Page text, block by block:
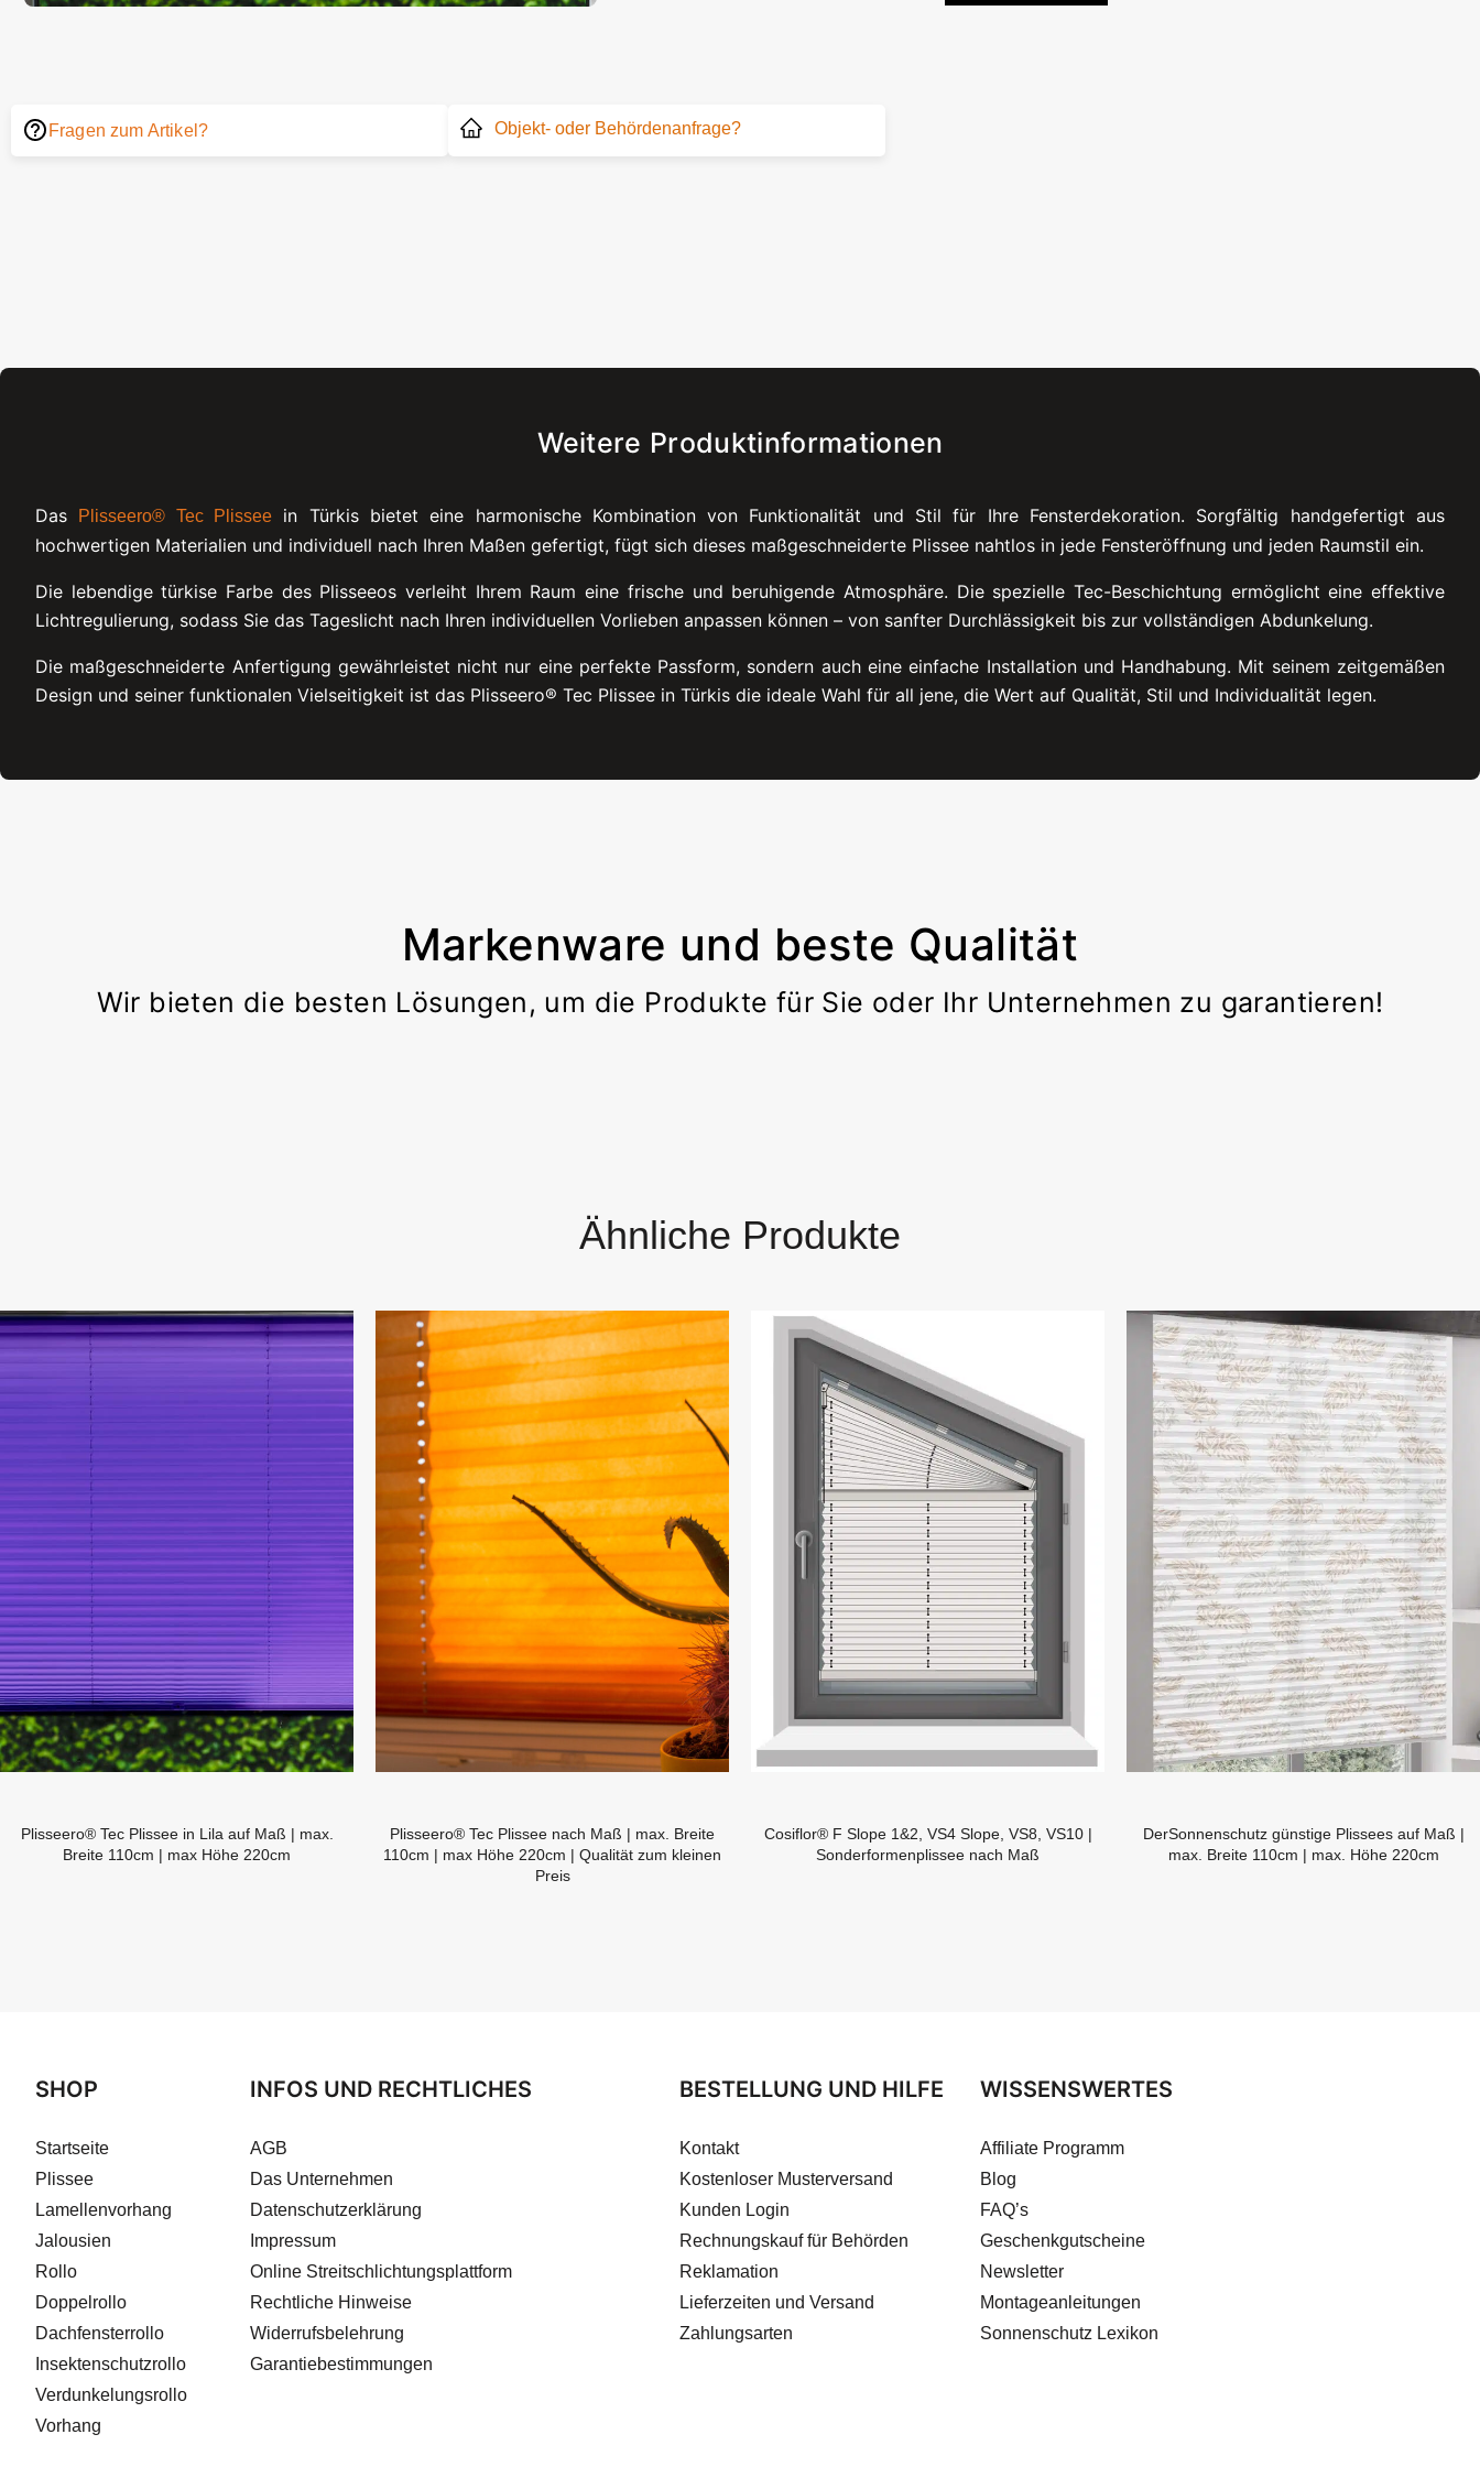
Fragen zum Artikel? Objekt- oder Behördenanfrage?
Weitere Produktinformationen
Das Plisseero® Tec Plisseein Türkis bietet eine harmonische Kombination von Funktionalität und Stil für Ihre Fensterdekoration. Sorgfältig handgefertigt aus
hochwertigen Materialien und individuell nach Ihren Maßen gefertigt, fügt sich dieses maßgeschneiderte Plissee nahtlos in jede Fensteröffnung und jeden Raumstil ein.
Die lebendige türkise Farbe des Plisseeos verleiht Ihrem Raum eine frische und beruhigende Atmosphäre. Die spezielle Tec-Beschichtung ermöglicht eine effektive
Lichtregulierung, sodass Sie das Tageslicht nach Ihren individuellen Vorlieben anpassen können – von sanfter Durchlässigkeit bis zur vollständigen Abdunkelung.
Die maßgeschneiderte Anfertigung gewährleistet nicht nur eine perfekte Passform, sondern auch eine einfache Installation und Handhabung. Mit seinem zeitgemäßen
Design und seiner funktionalen Vielseitigkeit ist das Plisseero® Tec Plissee in Türkis die ideale Wahl für all jene, die Wert auf Qualität, Stil und Individualität legen.
Markenware und beste Qualität
Wir bieten die besten Lösungen, um die Produkte für Sie oder Ihr Unternehmen zu garantieren!
Ähnliche Produkte
Plisseero® Tec Plissee in Lila auf Maß | max.
Breite 110cm | max Höhe 220cm
Plisseero® Tec Plissee nach Maß | max. Breite
110cm | max Höhe 220cm | Qualität zum kleinen
Preis
Cosiflor® F Slope 1&2, VS4 Slope, VS8, VS10 |
Sonderformenplissee nach Maß
DerSonnenschutz günstige Plissees auf Maß |
max. Breite 110cm | max. Höhe 220cm
SHOP
Startseite
Plissee
Lamellenvorhang
Jalousien
Rollo
Doppelrollo
Dachfensterrollo
Insektenschutzrollo
Verdunkelungsrollo
Vorhang
INFOS UND RECHTLICHES
AGB
Das Unternehmen
Datenschutzerklärung
Impressum
Online Streitschlichtungsplattform
Rechtliche Hinweise
Widerrufsbelehrung
Garantiebestimmungen
BESTELLUNG UND HILFE
Kontakt
Kostenloser Musterversand
Kunden Login
Rechnungskauf für Behörden
Reklamation
Lieferzeiten und Versand
Zahlungsarten
WISSENSWERTES
Affiliate Programm
Blog
FAQ’s
Geschenkgutscheine
Newsletter
Montageanleitungen
Sonnenschutz Lexikon